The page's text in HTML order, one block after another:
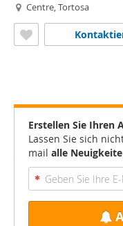
Centre, Tortosa
Erstellen Sie Ihren
Lassen Sie sich
mail alle